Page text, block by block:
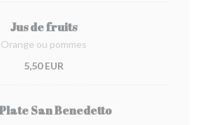
Jus de fruits
Orange ou pommes
5,50 EUR
San Benedetto